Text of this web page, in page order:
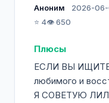
Аноним
2026-06-
⭐ 4👁️ 650
Плюсы
ЕСЛИ ВЫ
любимого и
Я СОВЕТУЮ